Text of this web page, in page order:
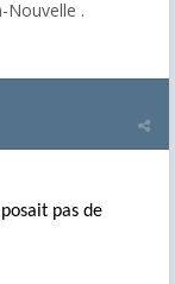
Nouvelle .
pas de